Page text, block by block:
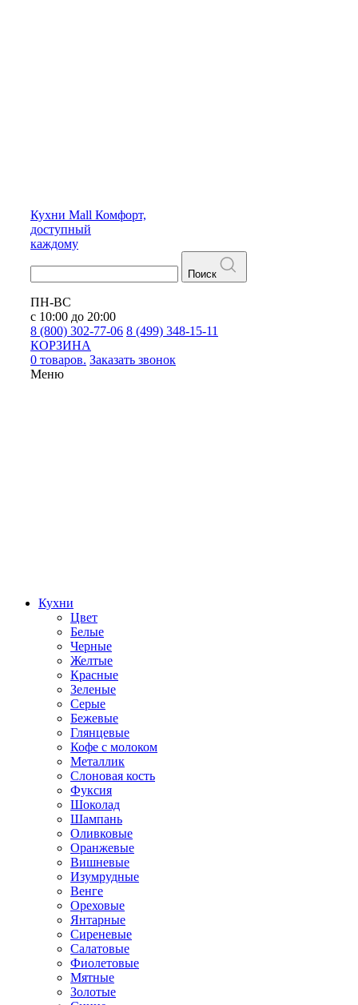
Кухни Mall Комфорт,
доступный
каждому
Поиск
ПН-ВС
с 10:00 до 20:00
8 (800) 302-77-06 8 (499) 348-15-11
КОРЗИНА
0 товаров. Заказать звонок
Меню
Кухни
Цвет
Белые
Черные
Желтые
Красные
Зеленые
Серые
Бежевые
Глянцевые
Кофе с молоком
Металлик
Слоновая кость
Фуксия
Шоколад
Шампань
Оливковые
Оранжевые
Вишневые
Изумрудные
Венге
Ореховые
Янтарные
Сиреневые
Салатовые
Фиолетовые
Мятные
Золотые